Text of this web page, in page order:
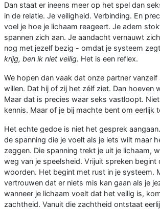
Dan staat er ineens meer op het spel dan
in de relatie. Je veiligheid. Verbinding. En
voel je hoe je lichaam reageert. Je adem
spannen zich aan. Je aandacht vernauwt
nog met jezelf bezig - omdat je systeem
krijg, ben ik niet veilig. Het is een reflex.
We hopen dan vaak dat onze partner
willen. Dat hij of zij het zélf ziet. Dan hoeven
Maar dat is precies waar seks vastloopt.
kennis. Maar of je bij machte bent om eerlijk
Het echte gedoe is niet het gesprek
de spanning die je voelt als je iets wilt maar
zeggen. Die spanning trekt je uit je lichaam,
weg van je speelsheid. Vrijuit spreken begint
woorden. Het begint met rust in je systeem.
vertrouwen dat er niets mis kan gaan als je
wanneer je lichaam voelt dat het veilig is,
zachtheid. Vanuit die zachtheid ontstaat